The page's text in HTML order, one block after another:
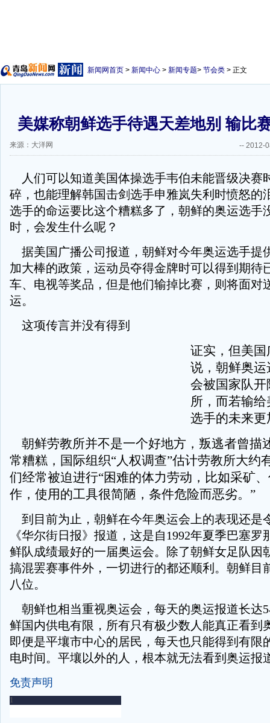
新闻网首页 > 新闻中心 > 新闻专题> 节会类 > 正文
美媒称朝鲜选手待遇天差地别 输比
来源：大洋网 -- 2012-
人们可以知道美国体操选手韦伯未能晋级决赛
碎，也能理解韩国击剑选手申雅岚失利时愤怒的
选手的命运要比这个糟糕多了，朝鲜的奥运选手
时，会发生什么呢？
据美国广播公司报道，朝鲜对今年奥运选手提
加大棒的政策，运动员夺得金牌时可以得到期待
车、电视等奖品，但是他们输掉比赛，则将面对
运。
这项传言并没有得到
证实，但美
说，朝鲜奥
会被国家队
所，而若输
选手的未来
朝鲜劳教所并不是一个好地方，叛逃者曾描
常糟糕，国际组织“人权调查”估计劳教所大约
们经常被迫进行“困难的体力劳动，比如采矿
作，使用的工具很简陋，条件危险而恶劣。”
到目前为止，朝鲜在今年奥运会上的表现还是
《华尔街日报》报道，这是自1992年夏季巴塞罗
鲜队成绩最好的一届奥运会。除了朝鲜女足队因
搞混罢赛事件外，一切进行的都还顺利。朝鲜目
八位。
朝鲜也相当重视奥运会，每天的奥运报道长达
鲜国内供电有限，所有只有极少数人能真正看到
即便是平壤市中心的居民，每天也只能得到有限
电时间。平壤以外的人，根本就无法看到奥运报
免责声明